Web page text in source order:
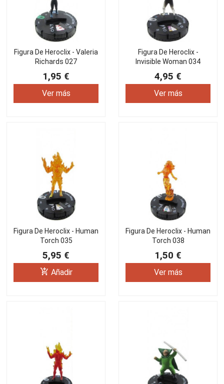
Figura De Heroclix - Valeria
Richards 027
1,95 €
Ver más
Figura De Heroclix -
Invisible Woman 034
4,95 €
Ver más
Figura De Heroclix - Human
Torch 035
5,95 €
add_shopping_cart Añadir
Figura De Heroclix - Human
Torch 038
1,50 €
Ver más